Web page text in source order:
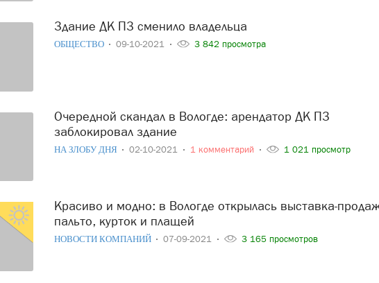
Здание ДК ПЗ сменило владельца
ОБЩЕСТВО 09-10-2021 3 842 просмотра
Очередной скандал в Вологде: арендатор ДК ПЗ
заблокировал здание
НА ЗЛОБУ ДНЯ 02-10-2021 1 комментарий 1 021 просмотр
Красиво и модно: в Вологде открылась выставка-продажа
пальто, курток и плащей
НОВОСТИ КОМПАНИЙ 07-09-2021 3 165 просмотров